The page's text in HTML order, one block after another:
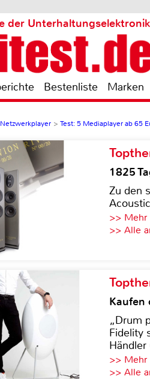
der Unterhaltungselektronik
Bestenliste Marken
Netzwerkplayer > Test: 5 Mediaplayer ab 65
1825
Zu den
>> Mehr
>> Alle
Kaufen
„Drum
Fidelity
>> Mehr
>> Alle